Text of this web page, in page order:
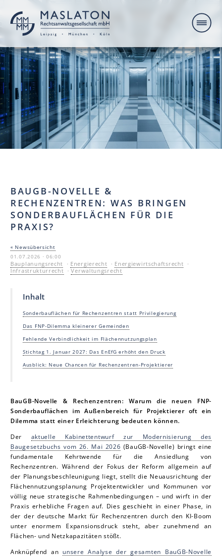
BAUGB-NOVELLE &
RECHENZENTREN: WAS BRINGEN
SONDERBAUFLÄCHEN FÜR DIE
PRAXIS?
« Newsübersicht
01.07.2026 · 06:00
Bauplanungsrecht · Energierecht · Energiewirtschaftsrecht ·
Infrastrukturrecht ·Verwaltungsrecht
Inhalt
Sonderbauflächen für Rechenzentren statt Privilegierung
Das FNP-Dilemma kleinerer Gemeinden
Fehlende Verbindlichkeit im Flächennutzungsplan
Stichtag 1. Januar 2027: Das EnEfG erhöht den Druck
Ausblick: Neue Chancen für Rechenzentren-Projektierer
BauGB-Novelle & Rechenzentren: Warum die neuen FNP-
Sonderbauflächen im Außenbereich für Projektierer oft ein
Dilemma statt einer Erleichterung bedeuten können.
Der aktuelle Kabinettentwurf zur Modernisierung des
Baugesetzbuchs vom 26. Mai 2026 (BauGB-Novelle) bringt eine
fundamentale Kehrtwende für die Ansiedlung von
Rechenzentren. Während der Fokus der Reform allgemein auf
der Planungsbeschleunigung liegt, stellt die Neuausrichtung der
Flächennutzungsplanung Projektentwickler und Kommunen vor
völlig neue strategische Rahmenbedingungen – und wirft in der
Praxis erhebliche Fragen auf. Dies geschieht in einer Phase, in
der der deutsche Markt für Rechenzentren durch den KI-Boom
unter enormem Expansionsdruck steht, aber zunehmend an
Flächen- und Netzkapazitäten stößt.
Anknüpfend an unsere Analyse der gesamten BauGB-Novelle